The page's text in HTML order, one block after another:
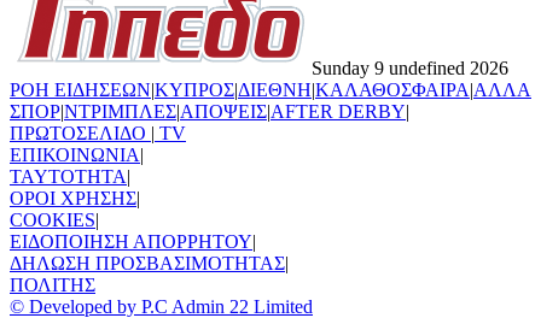
Sunday 9 undefined 2026
ΡΟΗ ΕΙΔΗΣΕΩΝ|ΚΥΠΡΟΣ|ΔΙΕΘΝΗ|ΚΑΛΑΘΟΣΦΑΙΡΑ|ΑΛΛΑ
ΣΠΟΡ|ΝΤΡΙΜΠΛΕΣ|ΑΠΟΨΕΙΣ|AFTER DERBY|
ΠΡΩΤΟΣΕΛΙΔΟ | TV
ΕΠΙΚΟΙΝΩΝΙΑ|
TAYTOTHTA|
ΟΡΟΙ ΧΡΗΣΗΣ|
COOKIES|
ΕΙΔΟΠΟΙΗΣΗ ΑΠΟΡΡΗΤΟΥ|
ΔΗΛΩΣΗ ΠΡΟΣΒΑΣΙΜΟΤΗΤΑΣ|
ΠΟΛΙΤΗΣ
© Developed by P.C Admin 22 Limited